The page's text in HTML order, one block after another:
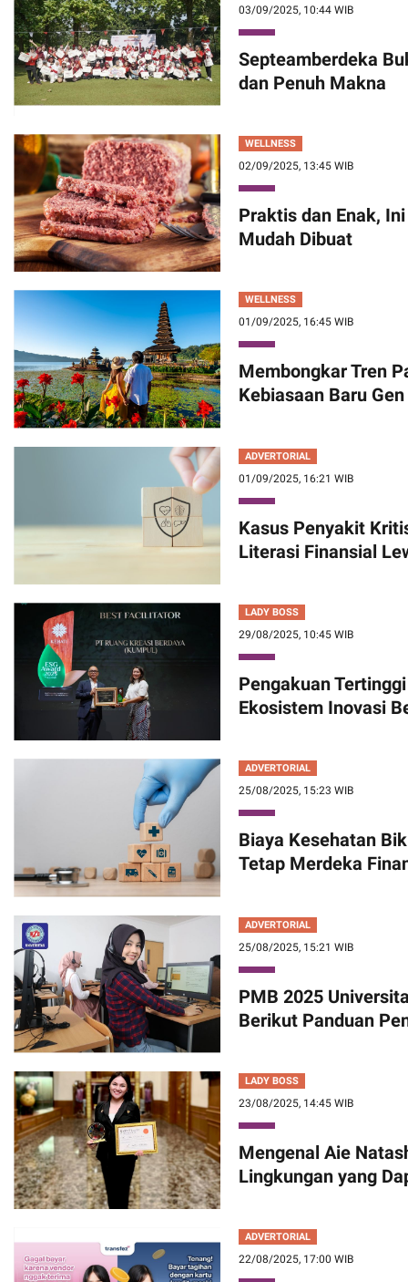
03/09/2025, 10:44 WIB
Septeamberdeka
dan Penuh Makna
WELLNESS
02/09/2025, 13:45 WIB
Praktis dan Enak,
Mudah Dibuat
WELLNESS
01/09/2025, 16:45 WIB
Membongkar Tren
Kebiasaan Baru Gen
ADVERTORIAL
01/09/2025, 16:21 WIB
Kasus Penyakit
Literasi Finansial
LADY BOSS
29/08/2025, 10:45 WIB
Pengakuan
Ekosistem Inovasi
ADVERTORIAL
25/08/2025, 15:23 WIB
Biaya Kesehatan
Tetap Merdeka
ADVERTORIAL
25/08/2025, 15:21 WIB
PMB 2025
Berikut Panduan
LADY BOSS
23/08/2025, 14:45 WIB
Mengenal Aie
Lingkungan yang
ADVERTORIAL
22/08/2025, 17:00 WIB